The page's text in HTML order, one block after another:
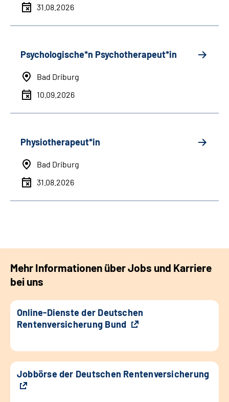
31.08.2026
Psychologische*n Psychotherapeut*in
Bad Driburg
10.09.2026
Physiotherapeut*in
Bad Driburg
31.08.2026
Mehr Informationen über Jobs und Karriere
bei uns
Online-Dienste der Deutschen
Rentenversicherung Bund
Jobbörse der Deutschen Rentenversicherung